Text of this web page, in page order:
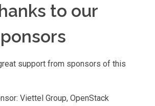
to our
support from sponsors of this
Viettel Group, OpenStack